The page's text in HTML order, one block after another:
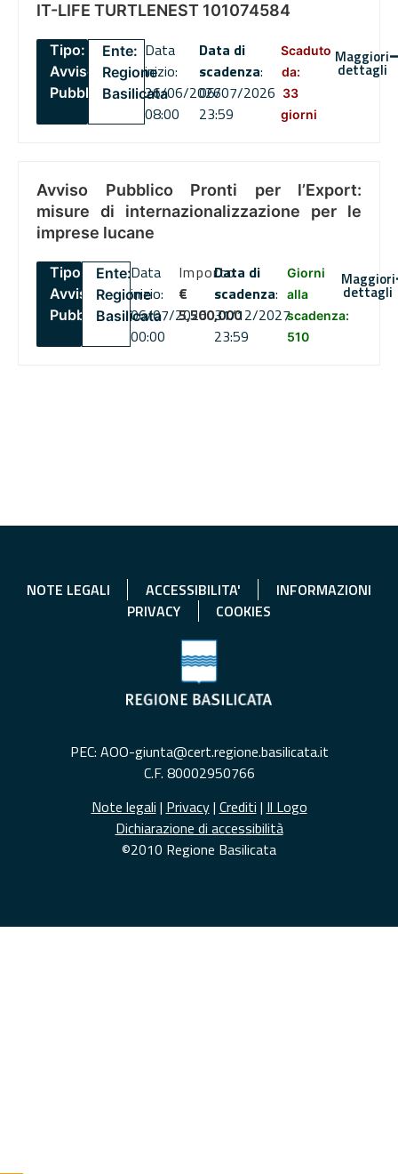
IT-LIFE TURTLENEST 101074584
Tipo:
Avviso
Pubblico
Ente:
Regione
Basilicata
Data
inizio:
26/06/2026
08:00
Data di
scadenza:
06/07/2026
23:59
Scaduto
da:
33
giorni
Maggiori
dettagli
Avviso Pubblico Pronti per l’Export:
misure di internazionalizzazione per le
imprese lucane
Tipo:
Avviso
Pubblico
Ente:
Regione
Basilicata
Data
inizio:
06/07/2026
00:00
Importo
€
5,500,000
Data di
scadenza:
31/12/2027
23:59
Giorni
alla
scadenza:
510
Maggiori
dettagli
NOTE LEGALI ACCESSIBILITA'
INFORMAZIONI
PRIVACY
COOKIES
PEC: AOO-giunta@cert.regione.basilicata.it
C.F. 80002950766
Note legali | Privacy| Crediti | Il Logo
Dichiarazione di accessibilità
©2010 Regione Basilicata